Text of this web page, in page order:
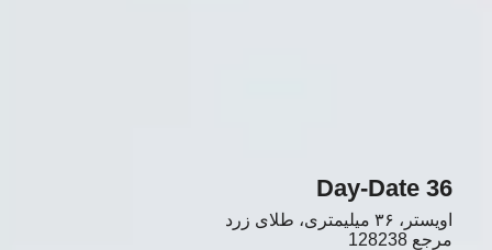
Day-Date 36
اویستر، ٣۶ میلیمتری، طلای زرد
مرجع 128238